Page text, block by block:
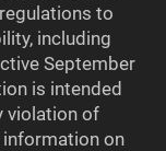
to
including
September
is intended
violation of
information on